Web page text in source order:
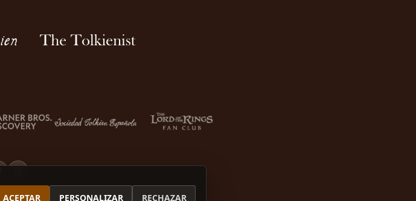
ACEPTAR PERSONALIZAR RECHAZAR